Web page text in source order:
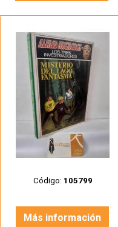
Código: 105799
Más información